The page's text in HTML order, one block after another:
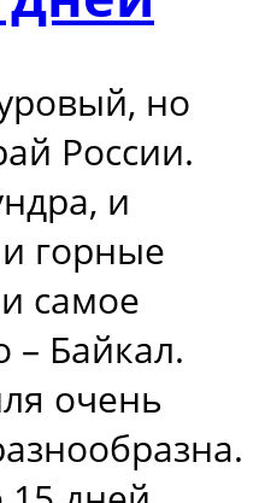
но
России.
и
горные
самое
– Байкал.
очень